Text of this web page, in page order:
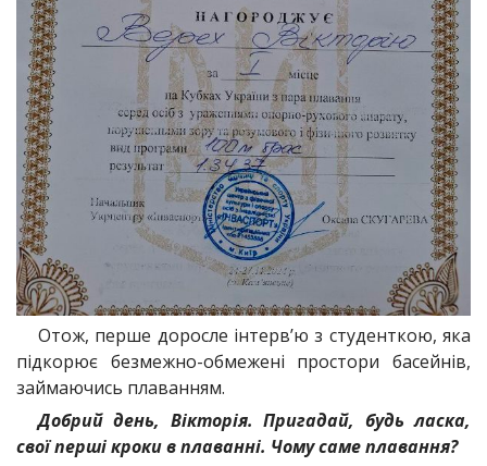
Отож, перше доросле інтерв’ю з студенткою, яка
підкорює безмежно-обмежені простори басейнів,
займаючись плаванням.
Добрий день, Вікторія. Пригадай, будь ласка,
свої перші кроки в плаванні. Чому саме плавання?